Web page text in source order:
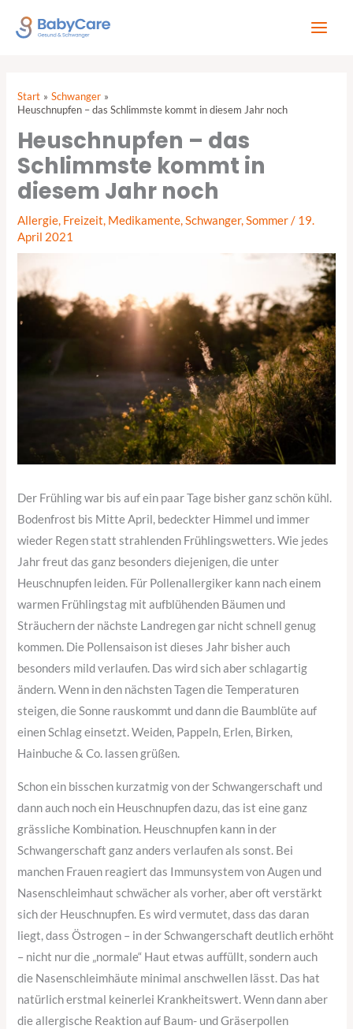
Inhalt
Start
Schwanger
Heuschnupfen – das Schlimmste kommt in diesem Jahr noch
Heuschnupfen – das
Schlimmste kommt in
diesem Jahr noch
Allergie, Freizeit, Medikamente,Schwanger,Sommer/ 19.
April 2021
Der Frühling war bis auf ein paar Tage bisher ganz schön kühl.
Bodenfrost bis Mitte April, bedeckter Himmel und immer
wieder Regen statt strahlenden Frühlingswetters. Wie jedes
Jahr freut das ganz besonders diejenigen, die unter
Heuschnupfen leiden. Für Pollenallergiker kann nach einem
warmen Frühlingstag mit aufblühenden Bäumen und
Sträuchern der nächste Landregen gar nicht schnell genug
kommen. Die Pollensaison ist dieses Jahr bisher auch
besonders mild verlaufen. Das wird sich aber schlagartig
ändern. Wenn in den nächsten Tagen die Temperaturen
steigen, die Sonne rauskommt und dann die Baumblüte auf
einen Schlag einsetzt. Weiden, Pappeln, Erlen, Birken,
Hainbuche & Co. lassen grüßen.
Schon ein bisschen kurzatmig von der Schwangerschaft und
dann auch noch ein Heuschnupfen dazu, das ist eine ganz
grässliche Kombination. Heuschnupfen kann in der
Schwangerschaft ganz anders verlaufen als sonst. Bei
manchen Frauen reagiert das Immunsystem von Augen und
Nasenschleimhaut schwächer als vorher, aber oft verstärkt
sich der Heuschnupfen. Es wird vermutet, dass das daran
liegt, dass Östrogen – in der Schwangerschaft deutlich erhöht
– nicht nur die „normale“ Haut etwas auffüllt, sondern auch
die Nasenschleimhäute minimal anschwellen lässt. Das hat
natürlich erstmal keinerlei Krankheitswert. Wenn dann aber
die allergische Reaktion auf Baum- und Gräserpollen